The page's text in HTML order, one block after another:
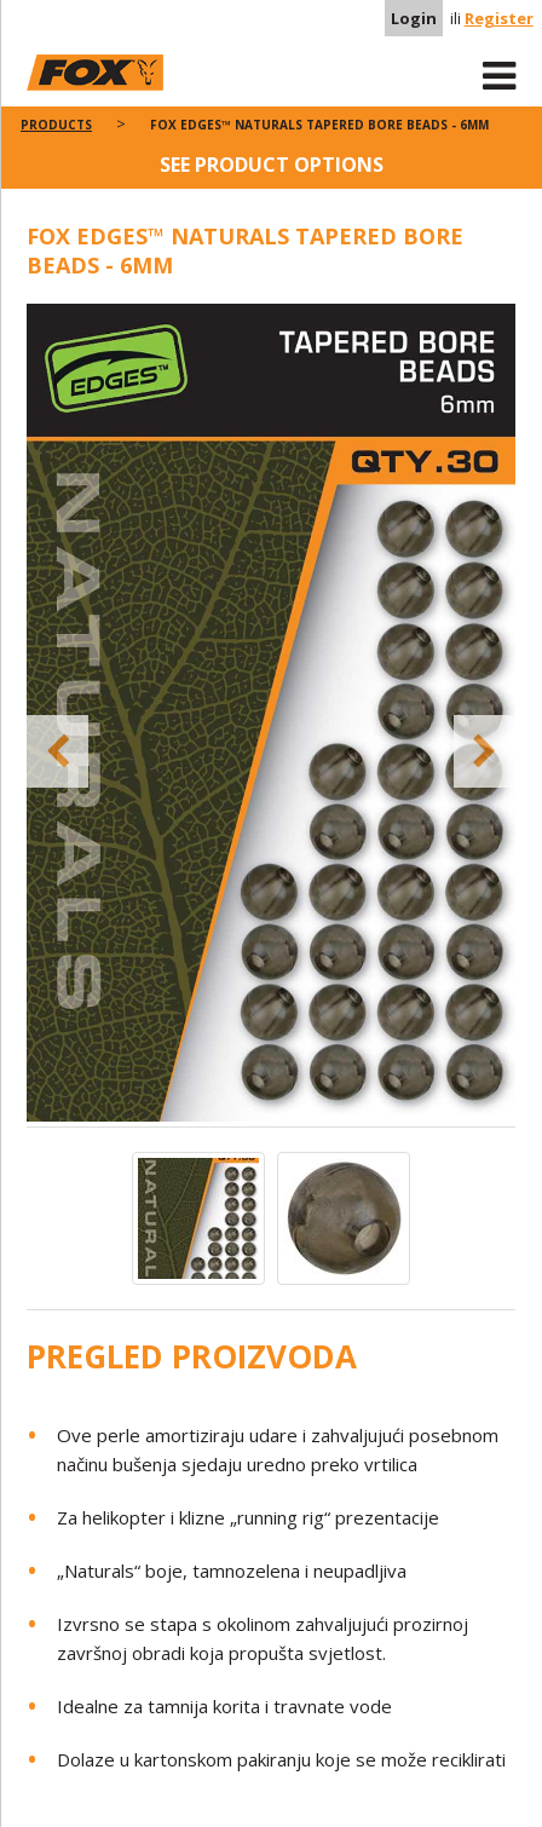
Login ili Register
PRODUCTS FOX EDGES™ NATURALS TAPERED BORE BEADS - 6MM
SEE PRODUCT OPTIONS
FOX EDGES™ NATURALS TAPERED BORE
BEADS - 6MM
PREGLED PROIZVODA
Ove perle amortiziraju udare i zahvaljujući posebnom
načinu bušenja sjedaju uredno preko vrtilica
Za helikopter i klizne „running rig“ prezentacije
„Naturals“ boje, tamnozelena i neupadljiva
Izvrsno se stapa s okolinom zahvaljujući prozirnoj
završnoj obradi koja propušta svjetlost.
Idealne za tamnija korita i travnate vode
Dolaze u kartonskom pakiranju koje se može reciklirati